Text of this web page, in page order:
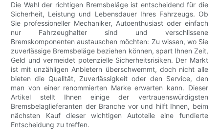
Die Wahl der richtigen Bremsbeläge ist entscheidend für die
Sicherheit, Leistung und Lebensdauer Ihres Fahrzeugs. Ob
Sie professioneller Mechaniker, Autoenthusiast oder einfach
nur Fahrzeughalter sind und verschlissene
Bremskomponenten austauschen möchten: Zu wissen, wo Sie
zuverlässige Bremsbeläge beziehen können, spart Ihnen Zeit,
Geld und vermeidet potenzielle Sicherheitsrisiken. Der Markt
ist mit unzähligen Anbietern überschwemmt, doch nicht alle
bieten die Qualität, Zuverlässigkeit oder den Service, den
man von einer renommierten Marke erwarten kann. Dieser
Artikel stellt Ihnen einige der vertrauenswürdigsten
Bremsbelaglieferanten der Branche vor und hilft Ihnen, beim
nächsten Kauf dieser wichtigen Autoteile eine fundierte
Entscheidung zu treffen.